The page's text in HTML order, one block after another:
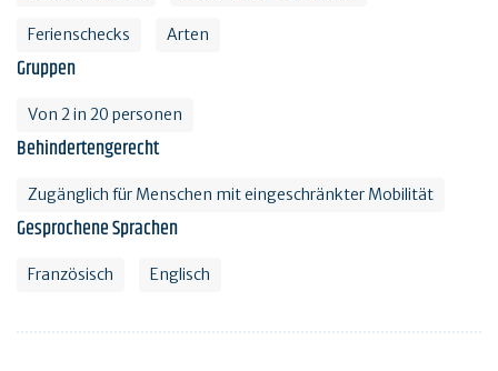
Ferienschecks Arten
Gruppen
Von 2 in 20 personen
Behindertengerecht
Zugänglich für Menschen mit eingeschränkter Mobilität
Gesprochene Sprachen
Französisch Englisch